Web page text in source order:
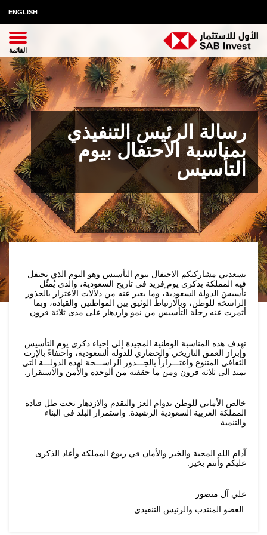
ENGLISH
رسالة الرئيس التنفيذي
بمناسبة الاحتفال بيوم
التأسيس
يسعدني مشاركتكم الاحتفال بيوم التأسيس وهو اليوم الذي تحتفل
فيه المملكة بذكرى يوم ٍفريد في تاريخ السعودية، والذي يُمثّل
تأسيسَ الدولة السعودية، وما يعبر عنه من دلالات الاعتزاز بالجذور
الراسخة للوطن، وبالارتباط الوثيق بين المواطنين والقيادة، وبما
أثمرت عنه رحلة التأسيس من نمو وازدهار على مدى ثلاثة قرون.
تهدف هذه المناسبة الوطنية المجيدة إلى إحياء ذكرى يوم التأسيس
وإبراز العمق التاريخي والحضاري للدولة السعودية، واحتفاءً بالإرث
الثقافي المتنوع واعتـــزازاً بالجـــذور الراســـخة لهذه الدولـــة التي
تمتد الى ثلاثة قرون ومن ما حققته من الوحدة والأمن والاستقرار.
خالص الأماني للوطن بدوام العز والتقدم والازدهار تحت ظل قيادة
المملكة العربية السعودية الرشيدة. واستمرار البلد في البناء
والتنمية.
آدام الله المحبة والخير والأمان في ربوع المملكة وأعاد الذكرى
عليكم وأنتم بخير.
علي آل منصور
العضو المنتدب والرئيس التنفيذي